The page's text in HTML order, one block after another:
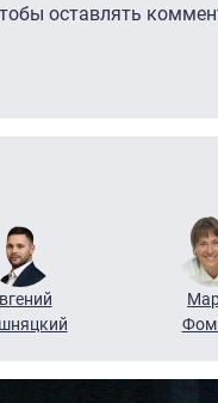
оставлять